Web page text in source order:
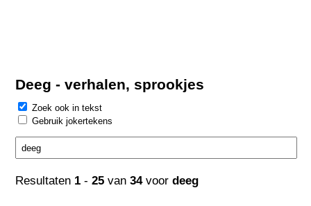
Deeg - verhalen, sprookjes
Zoek ook in tekst
Gebruik jokertekens
Resultaten 1 -25 van34voordeeg